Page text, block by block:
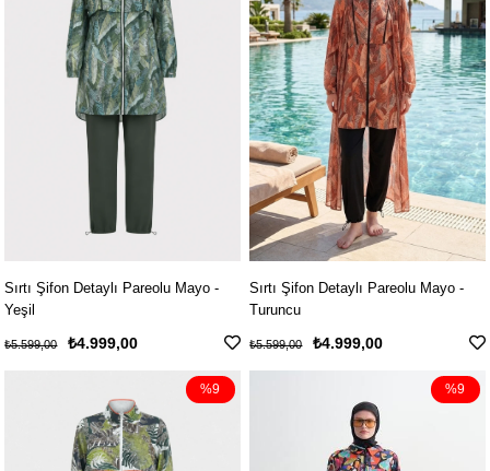
Sırtı Şifon Detaylı Pareolu Mayo -
Yeşil
₺4.999,00
₺5.599,00
Sırtı Şifon Detaylı Pareolu Mayo -
Turuncu
₺4.999,00
₺5.599,00
%9 %9